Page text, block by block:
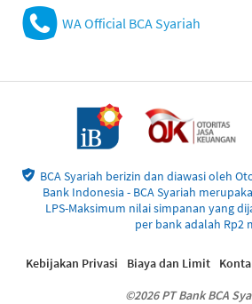
WA Official BCA Syariah
BCA Syariah berizin dan diawasi oleh
Bank Indonesia - BCA Syariah
LPS-Maksimum nilai simpanan yang
per bank adalah Rp2
©2026 PT Bank BCA
Kebijakan Privasi Biaya dan Limit